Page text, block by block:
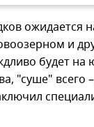
ожидается
и
будет на
"суше" всего